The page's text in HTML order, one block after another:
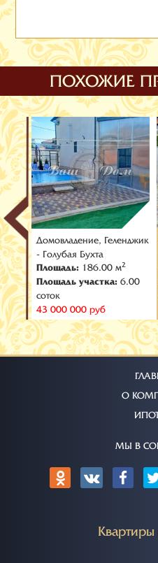
ПОХОЖИЕ
Домовладение, Геленджик
- Голубая Бухта
Площадь: 186.00 м2
Площадь участка: 6.00
соток
43 000 000 руб
О
МЫ В
Квартиры